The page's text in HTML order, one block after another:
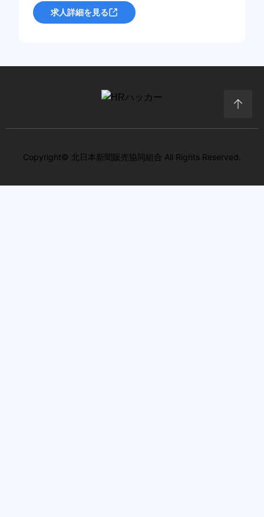
求人詳細を見る
Copyright© 北日本新聞販売協同組合 All Rights Reserved.